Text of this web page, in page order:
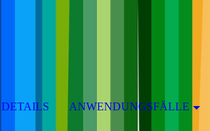
DETAILS ANWENDUNGSFÄLLE